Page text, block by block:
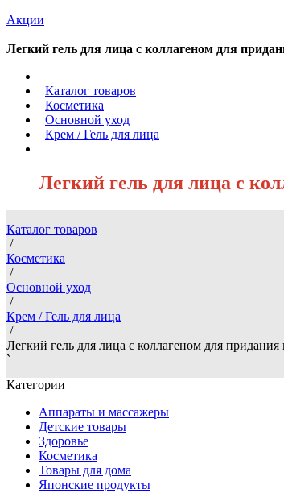
Акции
Легкий гель для лица с коллагеном для
Каталог товаров
Косметика
Основной уход
Крем / Гель для лица
Легкий гель для лица с
Каталог товаров
/
Косметика
/
Основной уход
/
Крем / Гель для лица
/
Легкий гель для лица с коллагеном для
`
Категории
Аппараты и массажеры
Детские товары
Здоровье
Косметика
Товары для дома
Японские продукты